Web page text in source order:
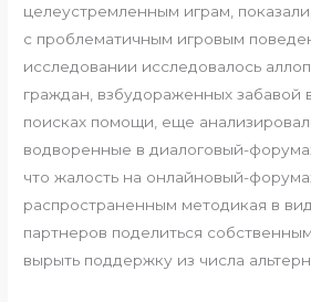
целеустремленным играм,
с проблематичным игровым
исследовании исследовалось
граждан, взбудораженных забавой
поисках помощи, еще
водворенные в диалоговый-
что жалость на онлайновый-
распространенным методикая в
партнеров поделиться
вырыть поддержку из числа